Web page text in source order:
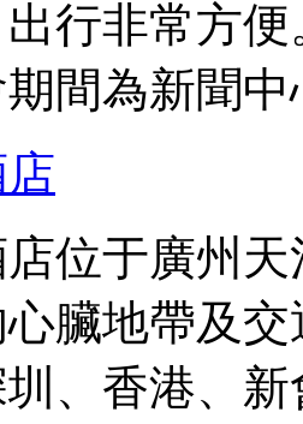
行非常方
間為新聞
位于廣州
臟地帶及
、香港、